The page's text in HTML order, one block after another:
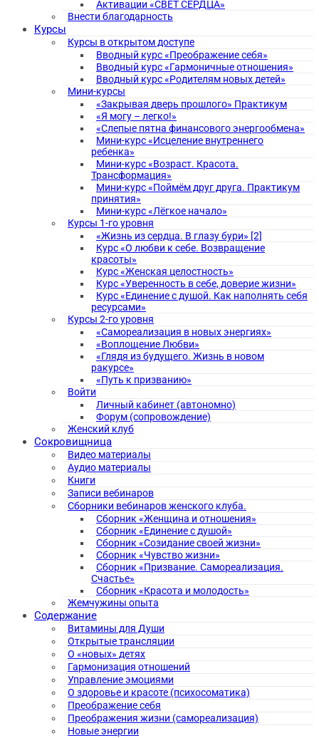
Активации «СВЕТ СЕРДЦА»
Внести благодарность
Курсы
Курсы в открытом доступе
Вводный курс «Преображение себя»
Вводный курс «Гармоничные отношения»
Вводный курс «Родителям новых детей»
Мини-курсы
«Закрывая дверь прошлого» Практикум
«Я могу – легко!»
«Слепые пятна финансового энергообмена»
Мини-курс «Исцеление внутреннего
ребенка»
Мини-курс «Возраст. Красота.
Трансформация»
Мини-курс «Поймём друг друга. Практикум
принятия»
Мини-курс «Лёгкое начало»
Курсы 1-го уровня
«Жизнь из сердца. В глазу бури» [2]
Курс «О любви к себе. Возвращение
красоты»
Курс «Женская целостность»
Курс «Уверенность в себе, доверие жизни»
Курс «Единение с душой. Как наполнять себя
ресурсами»
Курсы 2-го уровня
«Самореализация в новых энергиях»
«Воплощение Любви»
«Глядя из будущего. Жизнь в новом
ракурсе»
«Путь к призванию»
Войти
Личный кабинет (автономно)
Форум (сопровождение)
Женский клуб
Сокровищница
Видео материалы
Аудио материалы
Книги
Записи вебинаров
Сборники вебинаров женского клуба.
Сборник «Женщина и отношения»
Сборник «Единение с душой»
Сборник «Созидание своей жизни»
Сборник «Чувство жизни»
Сборник «Призвание. Самореализация.
Счастье»
Сборник «Красота и молодость»
Жемчужины опыта
Содержание
Витамины для Души
Открытые трансляции
О «новых» детях
Гармонизация отношений
Управление эмоциями
О здоровье и красоте (психосоматика)
Преображение себя
Преображения жизни (самореализация)
Новые энергии